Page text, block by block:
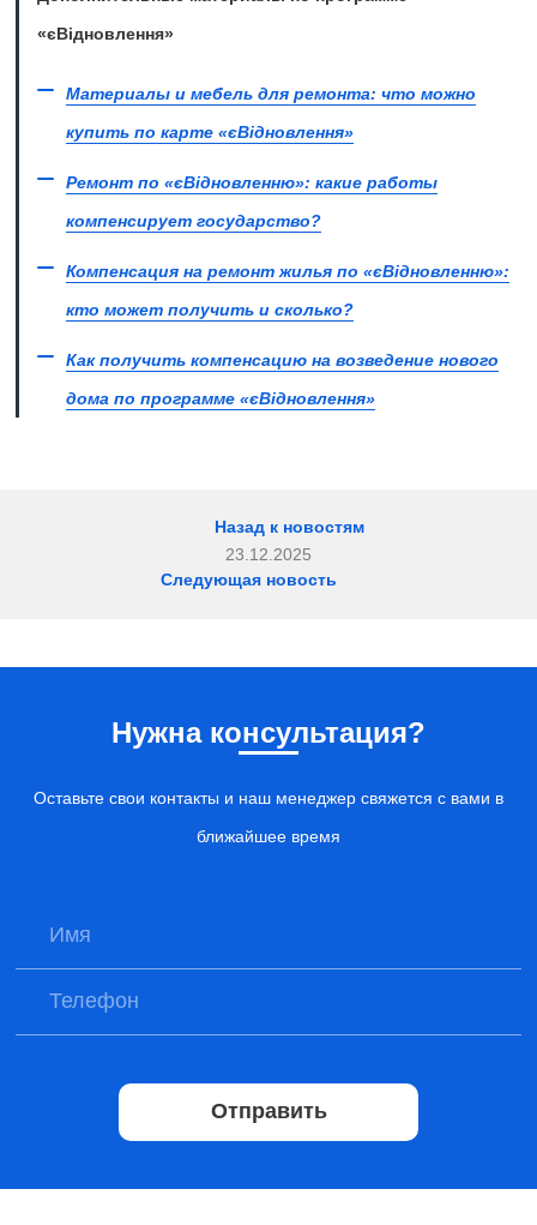
«єВідновлення»
Материалы и мебель для ремонта: что можно
купить по карте «єВідновлення»
Ремонт по «єВідновленню»: какие работы
компенсирует государство?
Компенсация на ремонт жилья по «єВідновленню»:
кто может получить и сколько?
Как получить компенсацию на возведение нового
дома по программе «єВідновлення»
Назад к новостям
23.12.2025
Следующая новость
Нужна консультация?
Оставьте свои контакты и наш менеджер свяжется с вами в
ближайшее время
Отправить